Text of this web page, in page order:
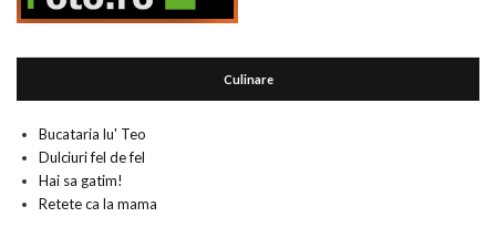
Culinare
Bucataria lu' Teo
Dulciuri fel de fel
Hai sa gatim!
Retete ca la mama